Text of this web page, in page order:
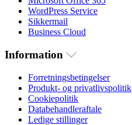
WordPress Service
Sikkermail
Business Cloud
Information
Forretningsbetingelser
Produkt- og privatlivspolitik
Cookiepolitik
Databehandleraftale
Ledige stillinger